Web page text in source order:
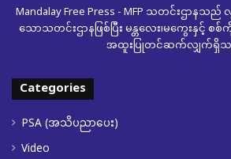
Mandalay Free Press - MFP သတင်းဌာ
သောသတင်းဌာနဖြစ်ပြီး မန္တလေး၊မကွေးနှင့်
အထူးပြုတင်ဆက်လျှက်ရှိ
Categories
PSA (အသိပညာပေး)
Video